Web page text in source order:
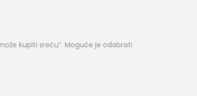
kupiti sreću”. Moguće je odabrati